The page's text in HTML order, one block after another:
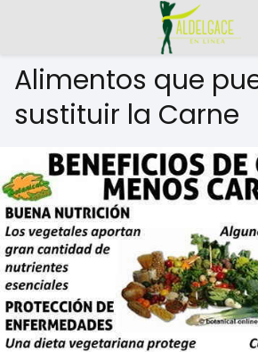
Alimentos que
sustituir la Carne